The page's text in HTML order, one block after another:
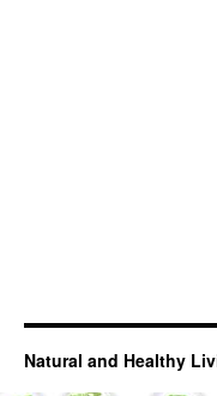
Natural and Healthy